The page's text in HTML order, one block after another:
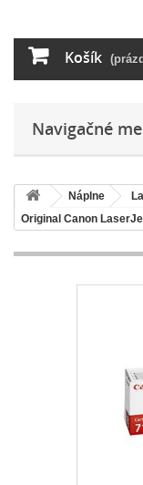
Košík
Navigačné
Náplne
Original Canon